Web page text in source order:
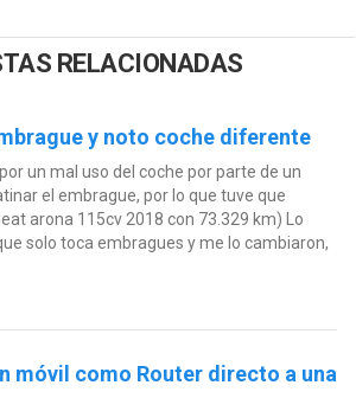
RELACIONADAS
y noto coche diferente
un mal uso del coche por parte de un
el embrague, por lo que tuve que
arona 115cv 2018 con 73.329 km) Lo
solo toca embragues y me lo cambiaron,
móvil como Router directo a una